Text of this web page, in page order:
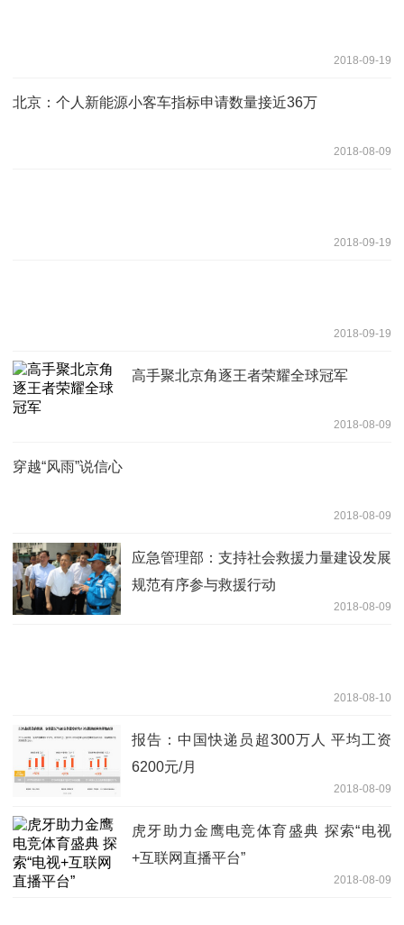
2018-09-19
北京：个人新能源小客车指标申请数量接近36万
2018-08-09
2018-09-19
2018-09-19
高手聚北京角逐王者荣耀全球冠军
2018-08-09
穿越“风雨”说信心
2018-08-09
应急管理部：支持社会救援力量建设发展
规范有序参与救援行动
2018-08-09
2018-08-10
报告：中国快递员超300万人 平均工资
6200元/月
2018-08-09
虎牙助力金鹰电竞体育盛典 探索“电视
+互联网直播平台”
2018-08-09